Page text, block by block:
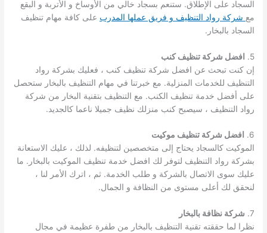
السجاد على الإطلاق. ستنعم بسجاد خالي من الأوساخ و الأتربة و البقع
مع شركة رواد التنظيف و فريق عملها المدرب على كافة مهام تنظيف
السجاد بالبخار.
5.
افضل شركة تنظيف كنب
إن كنت تبحث عن افضل شركة تنظيف كنب ، فعليك بشركة رواد
التنظيف للخدمات المنزلية. مع خبرتنا في مهام التنظيف بالبخار ستحصل
على أفضل خدمة تنظيف الكنب. مع التنظيف بتقنية البخار من شركة
رواد التنظيف ، سيصبح كنب منزلك نظيف جميلا ناعما كالجديد.
6.
افضل شركة تنظيف موكيت
الموكيت كالسجاد يحتاج إلى متخصصين لتنظيفه. لذلك ، عليك الاستعانة
بشركة رواد التنظيف لتوفر لك افضل خدمة تنظيف الموكيت بالبخار. ما
عليك سوى الاتصال بالشركة و طلب الخدمة. ثم ، اترك الأمر لنا ،
لنحقق لك أعلى مستوى من النظافة و الجمال.
7. شركة نظافة بالبخار
نظرا لما حققته تقنية التنظيف بالبخار من طفرة عظيمة في مجال